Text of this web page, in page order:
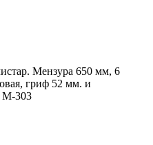
Мензура 650 мм, 6
гриф 52 мм. и
M-303